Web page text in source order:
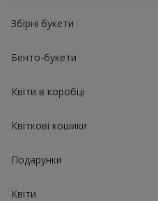
Збірні букети
Бенто-букети
Квіти в коробці
Квіткові кошики
Подарунки
Квіти